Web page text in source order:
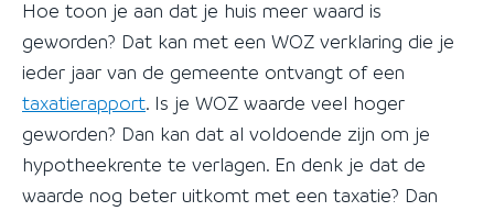
Hoe toon je aan dat je huis meer waard is
geworden? Dat kan met een WOZ verklaring die je
ieder jaar van de gemeente ontvangt of een
taxatierapport. Is je WOZ waarde veel hoger
geworden? Dan kan dat al voldoende zijn om je
hypotheekrente te verlagen. En denk je dat de
waarde nog beter uitkomt met een taxatie? Dan